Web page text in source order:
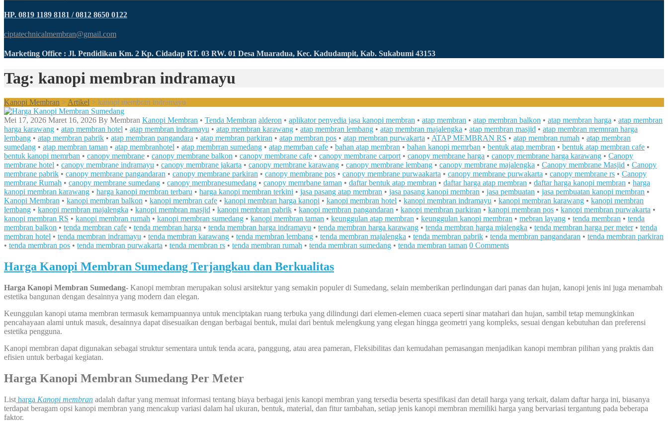
HP. 0819 1189 8181 / 0812 8650 0122
ciptatechnicalmembran@gmail.com
Marketing Office : Jl. Pendidikan Km. 2 Kp. Cidadap RT. 03 RW. 01 Desa Muaradua, Kec. Kadudampit, Kab. Sukabumi 43153
Tag: kanopi membran indramayu
Kanopi Membran > Artikel > kanopi membran indramayu
Mei 17, 2026 Maret 16, 2026 By Membran Kanopi Membran • Tenda Membran alderon • aplikator penyedia jasa kanopi membran • atap membran • atap membran balkon • atap membran harga • atap membran
harga karawang • atap membran hotel • atap membran indramayu • atap membran karawang • atap membran lembang • atap membran majalengka • atap membran masjid • atap membran memnran harga
lembang • atap membran pabrik • atap membran pangandara • atap membran parkiran • atap membran pos • atap membran purwakarta • ATAP MEMBRAN RS • atap membran rumah • atap membran
sumedang • atap membran taman • atap membranhotel • atap membrran sumedang • atap memrban cafe • bahan atap membran • bahan kanopi memrban • bentuk atap membran • bentuk atap membran cafe •
bentuk kanopi memrban • canopy membrane • canopy membrane balkon • canopy membrane cafe • canopy membrane carport • canopy membrane harga • canopy membrane harga karawang • Canopy
membrane hotel • canopy membrane indramayu • canopy membrane jakarta • canopy membrane karawang • canopy membrane lembang • canopy membrane majalengka • Canopy membrane Masjid • Canopy
membrane pabrik • canopy membrane pangandaran • canopy membrane parkiran • canopy membrane pos • canopy membrane purwaakarta • canopy membrane purwakarta • canopy membrane rs • Canopy
membrane Rumah • canopy membrane sumedang • canopy membranesumedang • canopy memrbane taman • daftar bentuk atap membran • daftar harga atap membran • daftar harga kanopi membran • harga
kanopi membran karawang • harga kanopi membran terbaru • harga kanopi membran terkini • jasa pasang atap membran • jasa pasang kanopi membran • jasa pembuatan • jasa pembuatan kanopi membran •
Kanopi Membran • kanopi membran balkon • kanopi membran cafe • kanopi membran harga kanopi • kanopi membran hotel • kanopi membran indramayu • kanopi membran karawang • kanopi membran
lembang • kanopi membran majalengka • kanopi membran masjid • kanopi membran pabrik • kanopi membran pangandaran • kanopi membran parkiran • kanopi membran pos • kanopi membran purwakarta •
kanopi membran RS • kanopi membran rumah • kanopi membran sumedang • kanopi membran taman • keunggulan atap membran • keunggulan kanopi membran • mebran layang • tenda membran • tenda
membran balkon • tenda membran cafe • tenda membran harga • tenda membran harga indramayu • tenda membran harga karawang • tenda membran harga mjalengka • tenda membran harga per meter• tenda
membran hotel • tenda membran indramayu • tenda membran karawang • tenda membran lembang • tenda membran majalengka • tenda membran pabrik • tenda membran pangandaran • tenda membran parkiran
• tenda membran pos • tenda membran purwakarta • tenda membran rs • tenda membran rumah • tenda membran sumedang • tenda membran taman 0 Comments
Harga Kanopi Membran Sumedang Terjangkau dan Berkualitas
Harga Kanopi Membran Sumedang- Kanopi membran merupakan solusi arsitektur yang semakin populer di Sumedang, selain memberikan perlindungan dari panas dan hujan, kanopi jenis ini juga menambah
estetika bangunan dengan desainnya yang modern dan elegan.
Keunggulan kanopi utama membran termasuk kemampuannya untuk menciptakan ruang terbuka yang dilindungi dari elemen-elemen cuaca seperti sinar matahari dan hujan, sambil tetap memungkinkan
pencahayaan alami untuk masuk, desainnya dapat disesuaikan dengan berbagai bentuk, mulai dari bentuk melengkung yang elegan hingga geometri yang kompleks, sesuai dengan kebutuhan dan preferensi
estetika pengguna.
Kanopi membran dapat digunakan sebagai struktur sementara untuk tenda acara, panggung, atau area pameran, Fleksibilitas dan kemudahan pemasangan menjadikan kanopi membran pilihan yang praktis dan
efisien untuk berbagai kegiatan.
Harga Kanopi Membran Sumedang Per Meter
List harga Kanopi membran adalah daftar yang memuat informasi tentang biaya berbagai jenis kanopi membran yang tersedia beserta spesifikasi dan detail harga yang terkait, dalam daftar harga ini, biasanya
terdapat beragam opsi kanopi membran yang mencakup variasi dalam hal ukuran, bentuk, material, dan fitur tambahan, setiap jenis kanopi membran memiliki harga yang bervariasi tergantung pada beberapa
faktor.